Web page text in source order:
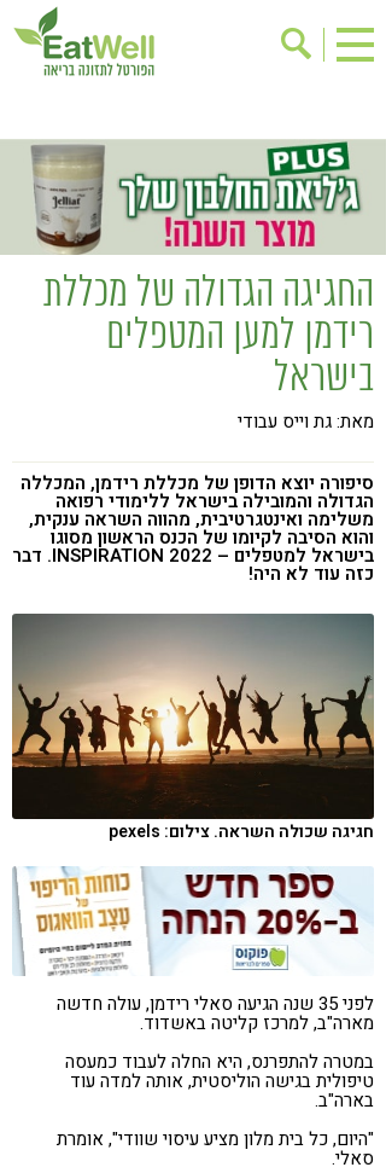
בישול בריא
אינדקס עסקים
ריפוי ומניעת מחלות
בריאות האישה
תוספי תזונה
מתכוני בריאות
אירועים
שינוי תזונתי
גישות בתזונה
דיאטה
ניקוי רעלים
ילדים
הפרעות קשב & ריכוז
אכילה רגשית
רגישות לגלוטן
טעים להכיר
קורונה
טבעונות
החגיגה הגדולה של מכללת
רידמן למען המטפלים
בישראל
מאת: גת וייס עבודי
סיפורה יוצא הדופן של מכללת רידמן, המכללה
הגדולה והמובילה בישראל ללימודי רפואה
משלימה ואינטגרטיבית, מהווה השראה ענקית,
והוא הסיבה לקיומו של הכנס הראשון מסוגו
בישראל למטפלים – INSPIRATION 2022. דבר
כזה עוד לא היה!
חגיגה שכולה השראה. צילום: pexels
לפני 35 שנה הגיעה סאלי רידמן, עולה חדשה
מארה"ב, למרכז קליטה באשדוד.
במטרה להתפרנס, היא החלה לעבוד כמעסה
טיפולית בגישה הוליסטית, אותה למדה עוד
בארה"ב.
"היום, כל בית מלון מציע עיסוי שוודי", אומרת
סאלי.